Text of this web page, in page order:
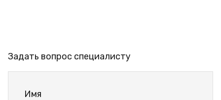
Задать вопрос специалисту
Имя